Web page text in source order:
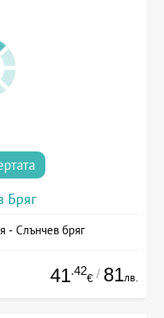
Бряг
- Слънчев бряг
41.42
€ / 81лв.